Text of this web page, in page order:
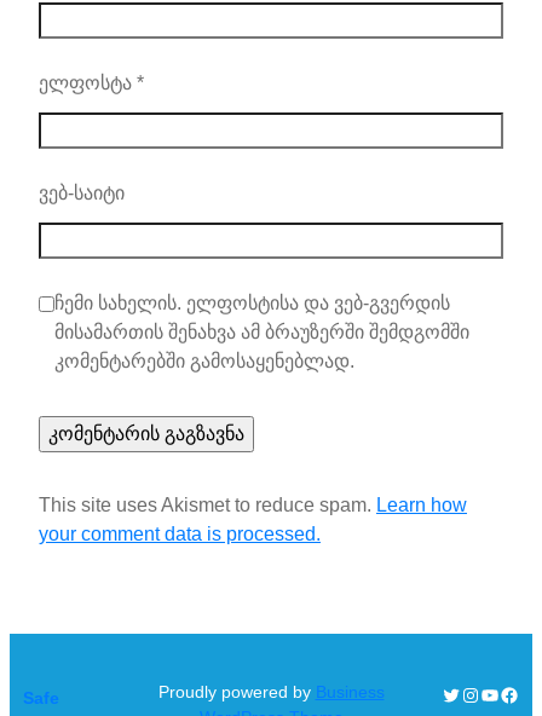
ელფოსტა *
ვებ-საიტი
ჩემი სახელის. ელფოსტისა და ვებ-გვერდის
მისამართის შენახვა ამ ბრაუზერში შემდგომში
კომენტარებში გამოსაყენებლად.
This site uses Akismet to reduce spam. Learn how
your comment data is processed.
Safe
Proudly powered by Business
Twitter